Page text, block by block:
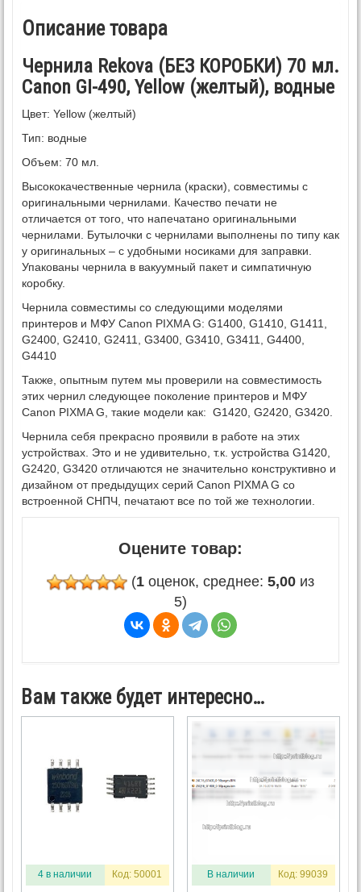
Описание товара
Чернила Rekova (БЕЗ КОРОБКИ) 70 мл.
Canon GI-490, Yellow (желтый), водные
Цвет: Yellow (желтый)
Тип: водные
Объем: 70 мл.
Высококачественные чернила (краски), совместимы с
оригинальными чернилами. Качество печати не
отличается от того, что напечатано оригинальными
чернилами. Бутылочки с чернилами выполнены по типу как
у оригинальных – с удобными носиками для заправки.
Упакованы чернила в вакуумный пакет и симпатичную
коробку.
Чернила совместимы со следующими моделями
принтеров и МФУ Canon PIXMA G: G1400, G1410, G1411,
G2400, G2410, G2411, G3400, G3410, G3411, G4400,
G4410
Также, опытным путем мы проверили на совместимость
этих чернил следующее поколение принтеров и МФУ
Canon PIXMA G, такие модели как: G1420, G2420, G3420.
Чернила себя прекрасно проявили в работе на этих
устройствах. Это и не удивительно, т.к. устройства G1420,
G2420, G3420 отличаются не значительно конструктивно и
дизайном от предыдущих серий Canon PIXMA G со
встроенной СНПЧ, печатают все по той же технологии.
Оцените товар:
(1 оценок, среднее: 5,00 из
5)
Вам также будет интересно…
4 в наличии Код: 50001 В наличии Код: 99039